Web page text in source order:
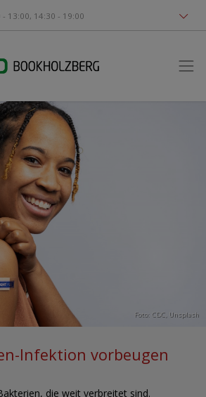
13:00, 14:30 - 19:00
Foto: CDC Unsplash
Infektion vorbeugen
die weit verbreitet sind.